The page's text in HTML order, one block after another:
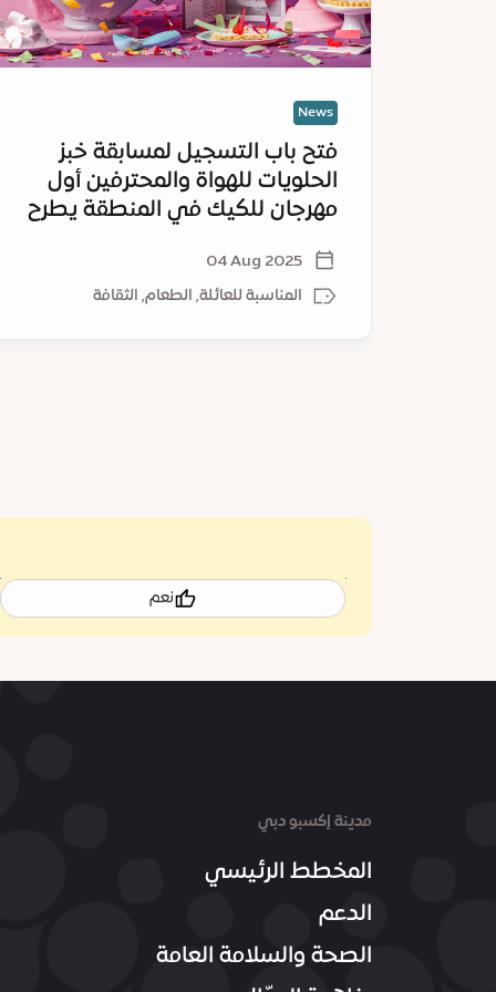
والمحترفين
أول
للكيك
المنطقة
يطرح
تذاكر
المبكر
للجمهور
News
فتح باب التسجيل لمسابقة خبز
الحلويات للهواة والمحترفين أول
مهرجان للكيك في المنطقة يطرح
04 Aug 2025
المناسبة للعائلة, الطعام, الثقافة
نعم
مدينة إكسبو دبي
المخطط الرئيسي
الدعم
الصحة والسلامة العامة